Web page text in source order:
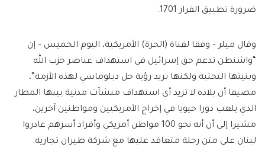
ضرورة تطبيق القرار 1701.
وقال ميلر – وفقا لقناة (الحرة) الأمريكية، اليوم الخميس – إن
“واشنطن تدعم حق إسرائيل في استهداف عناصر حزب الله
وبنيتها التحتية ولكنها تريد رؤية حل دبلوماسي لهذه الأزمة”،
مضيفا أن بلاده لا تريد أي استهداف منشآت مدنية بينها المطار
الذي يلعب دورا حيويا في إخراج الأمريكيين ومواطنين آخرين،
مشيرا إلى أن أنه نحو 100 مواطن أمريكي وأفراد أسرهم غادروا
لبنان على متن رحلة متعاقد عليها مع شركة طيران تجارية.